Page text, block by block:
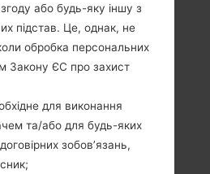
Так
Так, A-GPS, GLONASS
Ні
Ні
Direct, hotspot
або будь-яку іншу з
підстав. Це, однак, не
обробка персональних
Закону ЄС про захист
для виконання
та/або для будь-яких
зобов’язань,